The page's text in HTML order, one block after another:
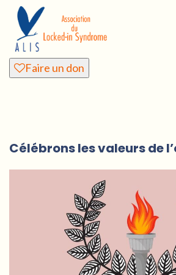
Faire un don
Célébrons les valeurs de